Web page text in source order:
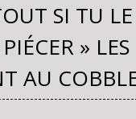
SI TU
»
AU